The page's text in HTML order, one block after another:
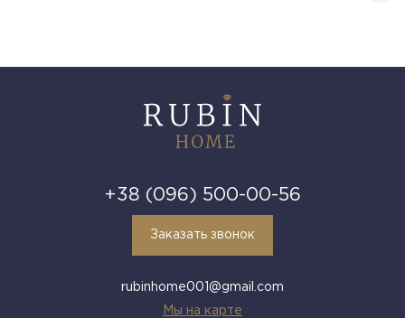
+38 (096) 500-00-56
Заказать звонок
rubinhome001@gmail.com
Мы на карте